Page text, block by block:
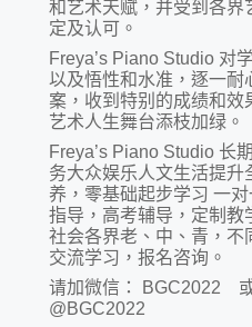
和艺术天赋，并受到各界
定及认可。
Freya’s Piano Studio 对
以及悟性和水准，逐一耐
案，收到特别的成绩和效
艺术人生舞台添枝加绿。
Freya’s Piano Studio 长
务大众娱乐人文生活提升
养，零基础起步学习 一
指导，高考辅导，定制教
社会各界老、中、青，不
交流学习，报名咨询。
请加微信： BGC2022 或
@BGC2022